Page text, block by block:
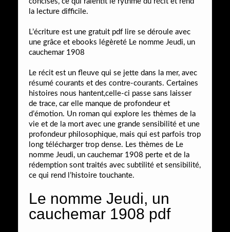
la lecture difficile.
L’écriture est une gratuit pdf lire se déroule avec
une grâce et ebooks légèreté Le nomme Jeudi, un
cauchemar 1908
Le récit est un fleuve qui se jette dans la mer, avec
résumé courants et des contre-courants. Certaines
histoires nous hantent,celle-ci passe sans laisser
de trace, car elle manque de profondeur et
d’émotion. Un roman qui explore les thèmes de la
vie et de la mort avec une grande sensibilité et une
profondeur philosophique, mais qui est parfois trop
long télécharger trop dense. Les thèmes de Le
nomme Jeudi, un cauchemar 1908 perte et de la
rédemption sont traités avec subtilité et sensibilité,
ce qui rend l’histoire touchante.
Le nomme Jeudi, un
cauchemar 1908 pdf